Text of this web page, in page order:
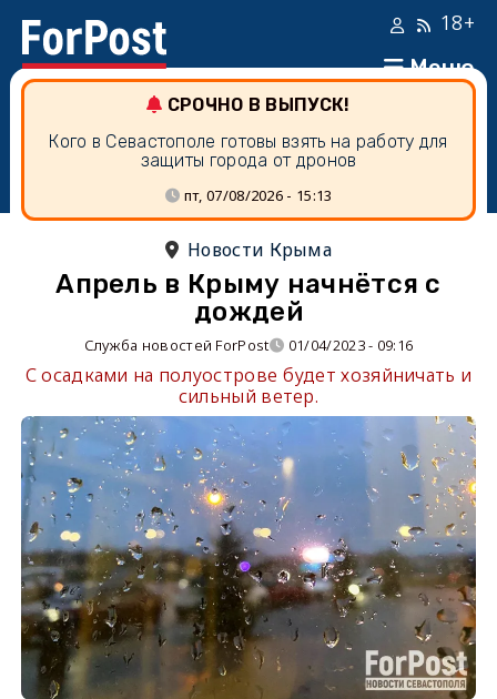
Меню
18+
СРОЧНО В ВЫПУСК!
Кого в Севастополе готовы взять на работу для
защиты города от дронов
пт, 07/08/2026 - 15:13
Новости Крыма
Апрель в Крыму начнётся с
дождей
Служба новостей ForPost 01/04/2023 - 09:16
С осадками на полуострове будет хозяйничать и
сильный ветер.